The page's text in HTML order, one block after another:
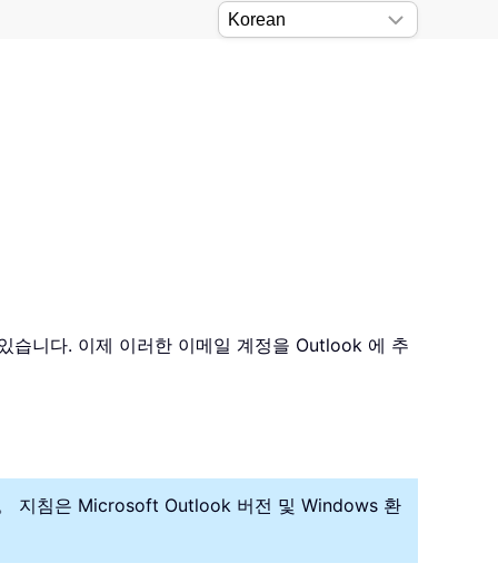
습니다. 이제 이러한 이메일 계정을 Outlook 에 추
지침은 Microsoft Outlook 버전 및 Windows 환